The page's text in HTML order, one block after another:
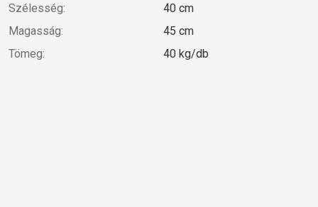
Szélesség:
40 cm
Magasság:
45 cm
Tömeg:
40 kg/db